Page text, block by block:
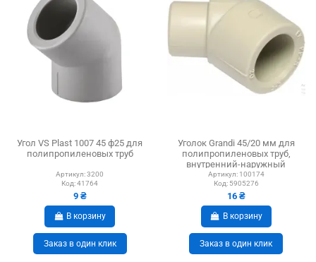
Угол VS Plast 1007 45 ф25 для
полипропиленовых труб
Артикул:3200
Код:41764
9 ₴
В корзину
Заказ в один клик
Уголок Grandi 45/20 мм для
полипропиленовых труб,
внутренний-наружный
Артикул: 100174
Код: 5905276
16 ₴
В корзину
Заказ в один клик